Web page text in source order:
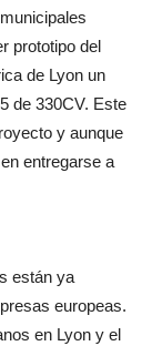
prototipo del
de Lyon un
de 330CV. Este
y aunque
entregarse a
están ya
europeas.
en Lyon y el